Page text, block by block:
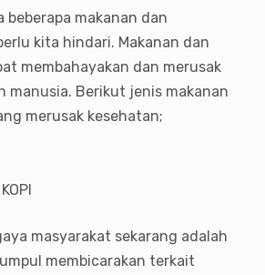
beberapa makanan dan
kita hindari. Makanan dan
membahayakan dan merusak
manusia. Berikut jenis makanan
merusak kesehatan;
masyarakat sekarang adalah
membicarakan terkait